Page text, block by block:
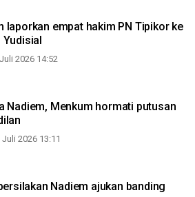
laporkan empat hakim PN Tipikor ke
Yudisial
2026 14:52
Nadiem, Menkum hormati putusan
2026 13:11
Nadiem ajukan banding